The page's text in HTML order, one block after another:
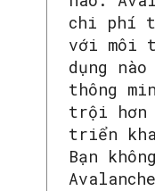
chi phí
với môi
dụng
thông
trội hơn
triển
Bạn